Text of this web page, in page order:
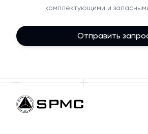
комплектующими и
Отправить